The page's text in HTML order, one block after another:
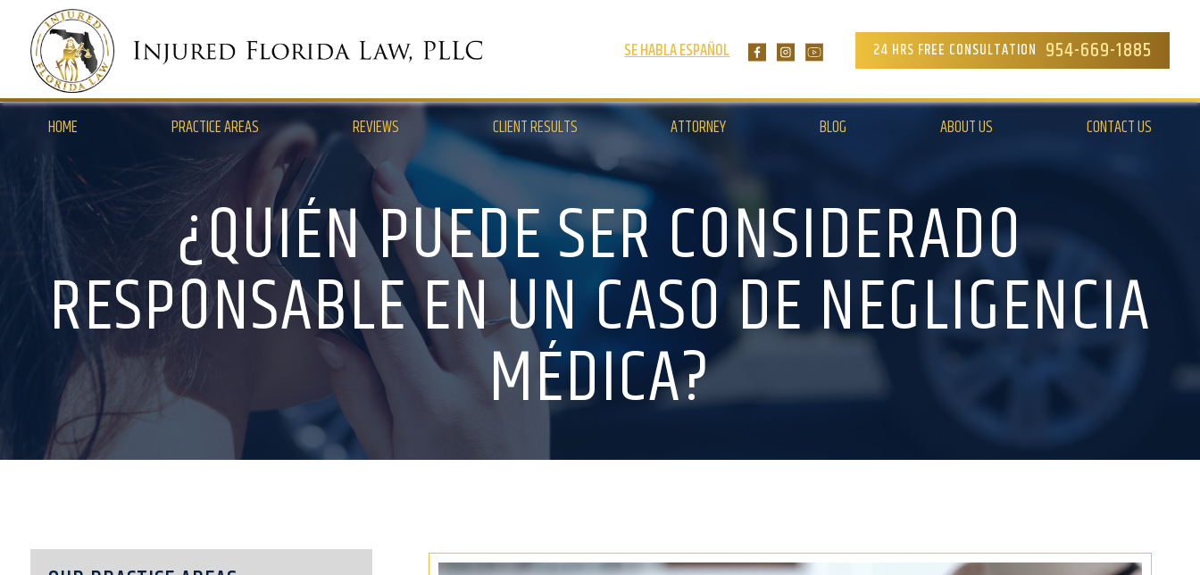
SE HABLA ESPAÑOL 24 HRS FREE CONSULTATION 954-669-1885
HOME PRACTICE AREAS REVIEWS CLIENT RESULTS ATTORNEY BLOG ABOUT US CONTACT US
¿QUIÉN PUEDE SER CONSIDERADO
RESPONSABLE EN UN CASO DE NEGLIGENCIA
MÉDICA?